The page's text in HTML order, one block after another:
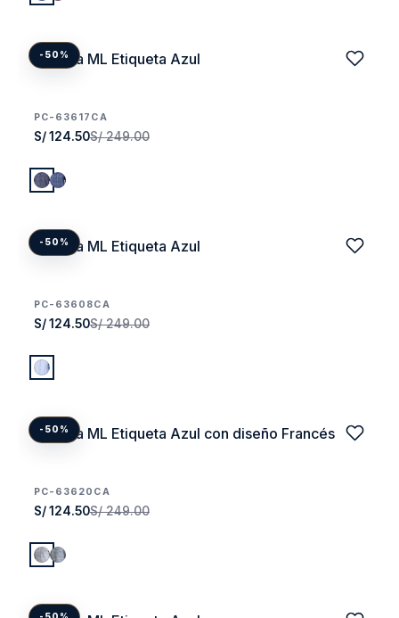
-50%
Camisa ML Etiqueta Azul
PC-63617CA
S/ 124.50S/ 249.00
-50%
Camisa ML Etiqueta Azul
PC-63608CA
S/ 124.50S/ 249.00
-50%
Camisa ML Etiqueta Azul con diseño Francés
PC-63620CA
S/ 124.50S/ 249.00